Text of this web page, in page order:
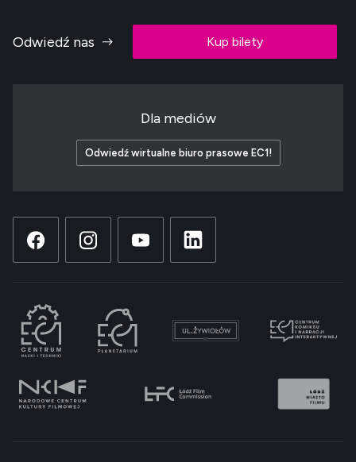
Odwiedź nas Kup bilety
Dla mediów
Odwiedź wirtualne biuro prasowe EC1!